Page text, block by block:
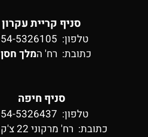
סניף קריית עקרון
טלפון: 054-5326105
כתובת: רח' המלך חסן 7
סניף חיפה
טלפון: 054-5326437
כתובת: רח' מרקוני 22 צ'ק פוסט